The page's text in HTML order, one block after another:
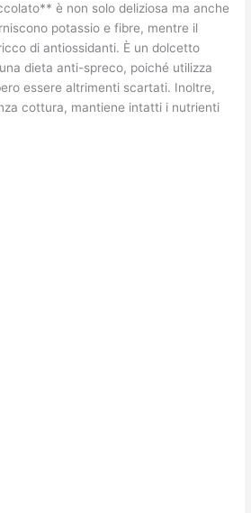
è non solo deliziosa ma anche
potassio e fibre, mentre il
di antiossidanti. È un dolcetto
dieta anti-spreco, poiché utilizza
essere altrimenti scartati. Inoltre,
cottura, mantiene intatti i nutrienti